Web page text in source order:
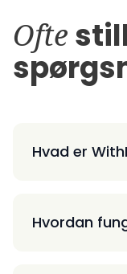
Ofte
Hvad er
Hvordan